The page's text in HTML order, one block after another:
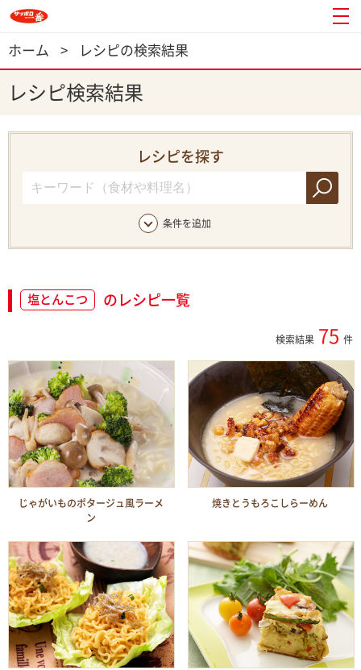
ホーム > レシピの検索結果
レシピ検索結果
レシピを探す
条件を追加
塩とんこつ のレシピ一覧
検索結果 75 件
じゃがいものポタージュ風ラーメ
ン
焼きとうもろこしらーめん